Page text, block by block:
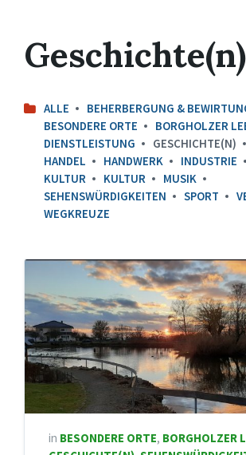
Geschichte(n)
ALLE
BEHERBERGUNG &
BESONDERE ORTE
BORGHOLZER
DIENSTLEISTUNG
GESCHICHTE(N)
HANDEL
HANDWERK INDUSTRIE
KULTUR
KULTUR
MUSIK
SEHENSWÜRDIGKEITEN
SPORT
WEGKREUZE
in BESONDERE ORTE, BORGHOLZER